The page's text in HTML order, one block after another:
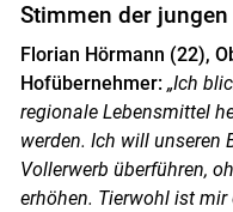
Stimmen der
Florian Hörmann (22),
Hofübernehmer: „Ich
regionale Lebensmittel
werden. Ich will unseren
Vollerwerb überführen,
erhöhen. Tierwohl ist mir